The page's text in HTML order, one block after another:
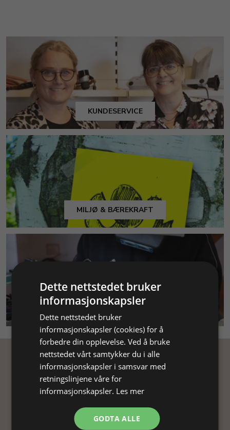
KUNDESERVICE
MILJØ & BÆREKRAFT
SMYKKEKURS
Få inspirasjon
Abonner på nyhetsbrevet vårt og få
inspirasjon, gode tilbud og tips til din
smykkefremstilling.
Dette nettstedet bruker
informasjonskapsler
Dette nettstedet bruker
informasjonskapsler (cookies) for å
forbedre din opplevelse. Ved å bruke
nettstedet vårt samtykker du i alle
informasjonskapsler i samsvar med
retningslinjene våre for
informasjonskapsler. Les mer
GODTA ALLE